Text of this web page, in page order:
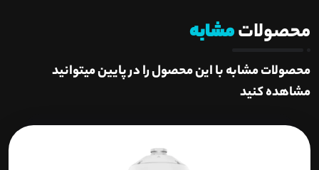
محصولاتمشابه
محصولات مشابه با این محصول را در پایین میتوانید
مشاهده کنید